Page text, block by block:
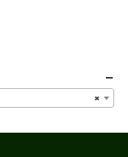
×